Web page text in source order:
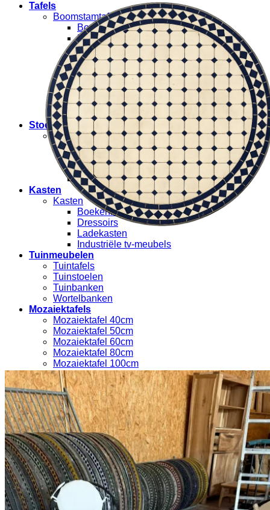
Tafels
Boomstamtafels
Boomstamtafel op maat
Boomstam bureau
Ronde boomstamtafels
Boomstam bartafels
Salontafels
Onderstellen boomstamtafels
Bijzettafels
Sidetables
Eettafels
Stoelen
Stoelen
Rotan stoelen
Krukjes
Hangstoelen
Tuinstoelen
Kasten
Kasten
Boekenkasten
Dressoirs
Ladekasten
Industriële tv-meubels
Tuinmeubelen
Tuintafels
Tuinstoelen
Tuinbanken
Wortelbanken
Mozaiektafels
Mozaiektafel 40cm
Mozaiektafel 50cm
Mozaiektafel 60cm
Mozaiektafel 80cm
Mozaiektafel 100cm
Mozaiektafel 120cm
Andere vormen
Losse onderstellen en stoelen
Zelf samenstellen
Krabpalen
Houten krabpalen
Kussens voor krabpalen
Maatwerk
Inspiratie
Boomstamtafel op maat
Boomstamtafel repareren
Boomstamtafel kopen tips
Winkelafspraak maken